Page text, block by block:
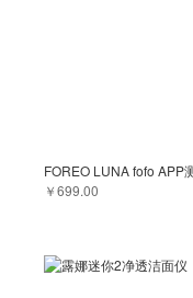
￥699.00